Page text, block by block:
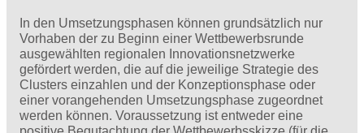
In den Umsetzungsphasen können grundsätzlich nur
Vorhaben der zu Beginn einer Wettbewerbsrunde
ausgewählten regionalen Innovationsnetzwerke
gefördert werden, die auf die jeweilige Strategie des
Clusters einzahlen und der Konzeptionsphase oder
einer vorangehenden Umsetzungsphase zugeordnet
werden können. Voraussetzung ist entweder eine